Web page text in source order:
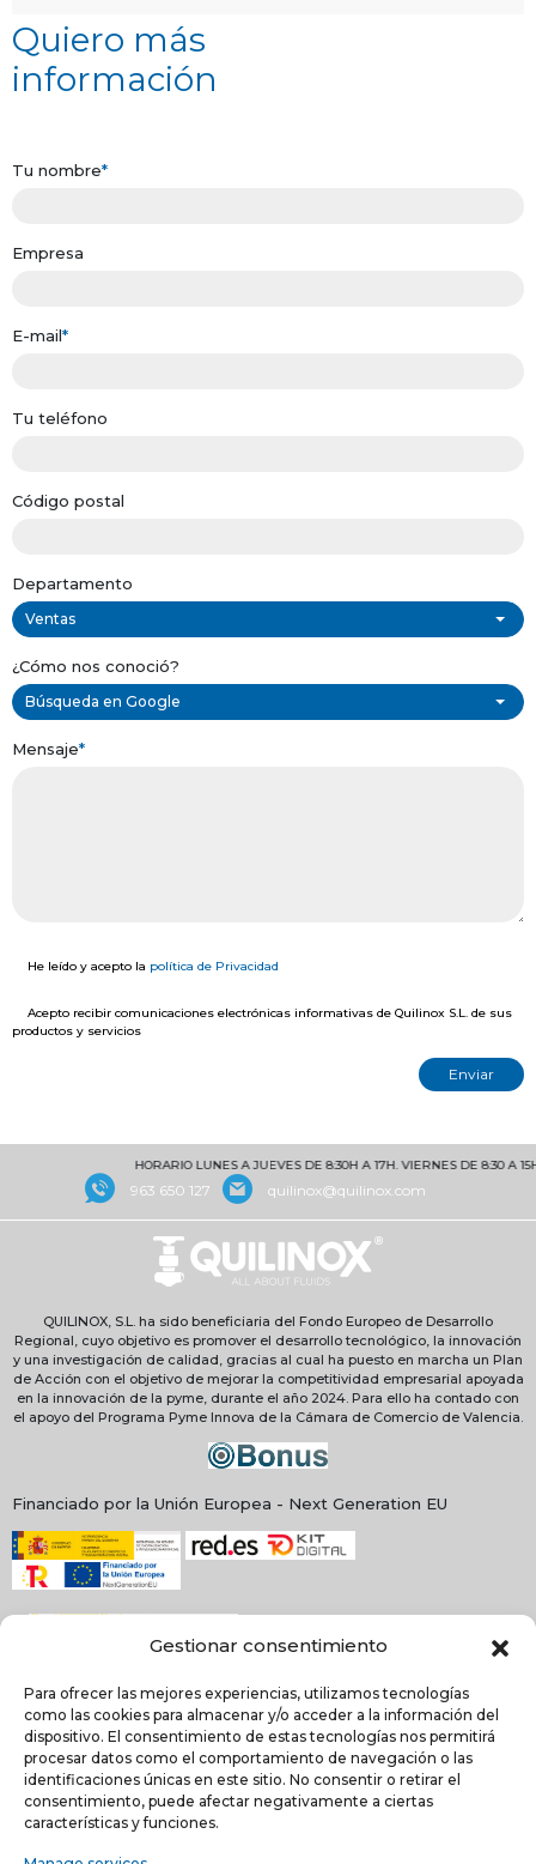
Gestionar consentimiento
Para ofrecer las mejores experiencias, utilizamos tecnologías
como las cookies para almacenar y/o acceder a la información del
dispositivo. El consentimiento de estas tecnologías nos permitirá
procesar datos como el comportamiento de navegación o las
identificaciones únicas en este sitio. No consentir o retirar el
consentimiento, puede afectar negativamente a ciertas
características y funciones.
Quiero más
información
Tu nombre*
Empresa
E-mail*
Tu teléfono
Código postal
Departamento
Ventas
¿Cómo nos conoció?
Búsqueda en Google
Mensaje*
He leído y acepto la política de Privacidad
Acepto recibir comunicaciones electrónicas informativas de Quilinox S.L. de sus
productos y servicios
HORARIO LUNES A JUEVES DE 8:30H A 17H. VIERNES DE 8:30 A 15H
963 650 127 quilinox@quilinox.com
QUILINOX, S.L. ha sido beneficiaria del Fondo Europeo de Desarrollo
Regional, cuyo objetivo es promover el desarrollo tecnológico, la innovación
y una investigación de calidad, gracias al cual ha puesto en marcha un Plan
de Acción con el objetivo de mejorar la competitividad empresarial apoyada
en la innovación de la pyme, durante el año 2024. Para ello ha contado con
el apoyo del Programa Pyme Innova de la Cámara de Comercio de Valencia.
Financiado por la Unión Europea - Next Generation EU
NEWSLETTER